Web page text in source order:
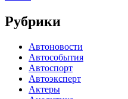
Рубрики
Автоновости
Автособытия
Автоспорт
Автоэксперт
Актеры